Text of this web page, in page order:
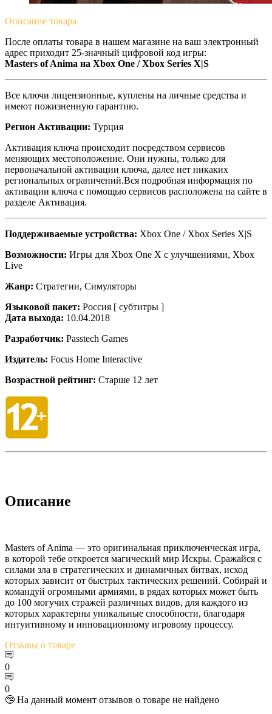
Описание товара
После оплаты товара в нашем магазине на ваш электронный
адрес приходит 25-значный цифровой код игры:
Masters of Anima на Xbox One / Xbox Series X|S
Все ключи лицензионные, куплены на личные средства и
имеют пожизненную гарантию.
Регион Активации: Турция
Активация ключа происходит посредством сервисов
меняющих местоположение. Они нужны, только для
первоначальной активации ключа, далее нет никаких
региональных ограничений.Вся подробная информация по
активации ключа с помощью сервисов расположена на сайте в
разделе Активация.
Поддерживаемые устройства: Xbox One / Xbox Series X|S
Возможности: Игры для Xbox One X с улучшениями, Xbox
Live
Жанр: Стратегии, Симуляторы
Языковой пакет: Россия [ субтитры ]
Дата выхода: 10.04.2018
Разработчик: Passtech Games
Издатель: Focus Home Interactive
Возрастной рейтинг: Старше 12 лет
Описание
Masters of Anima — это оригинальная приключенческая игра,
в которой тебе откроется магический мир Искры. Сражайся с
силами зла в стратегических и динамичных битвах, исход
которых зависит от быстрых тактических решений. Собирай и
командуй огромными армиями, в рядах которых может быть
до 100 могучих стражей различных видов, для каждого из
которых характерны уникальные способности, благодаря
интуитивному и инновационному игровому процессу.
Отзывы о товаре
0
0
🤥 На данный момент отзывов о товаре не найдено